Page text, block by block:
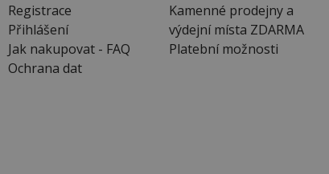
Registrace
Přihlášení
Jak nakupovat - FAQ
Ochrana dat
Kamenné prodejny a
výdejní místa ZDARMA
Platební možnosti